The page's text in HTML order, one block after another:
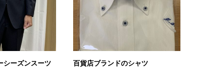
シーズンスーツ 百貨店ブランドのシャツ